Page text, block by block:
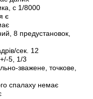
с 1/8000
є
8 предустановок,
сек. 12
5, 1/3
зважене, точкове,
спалаху немає